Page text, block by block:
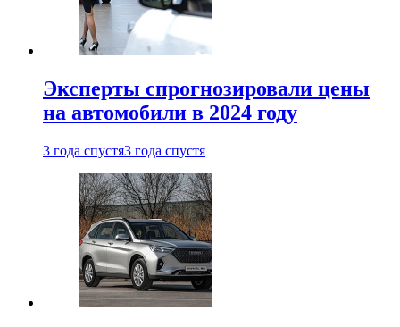
Эксперты спрогнозировали цены
на автомобили в 2024 году
3 года спустя3 года спустя